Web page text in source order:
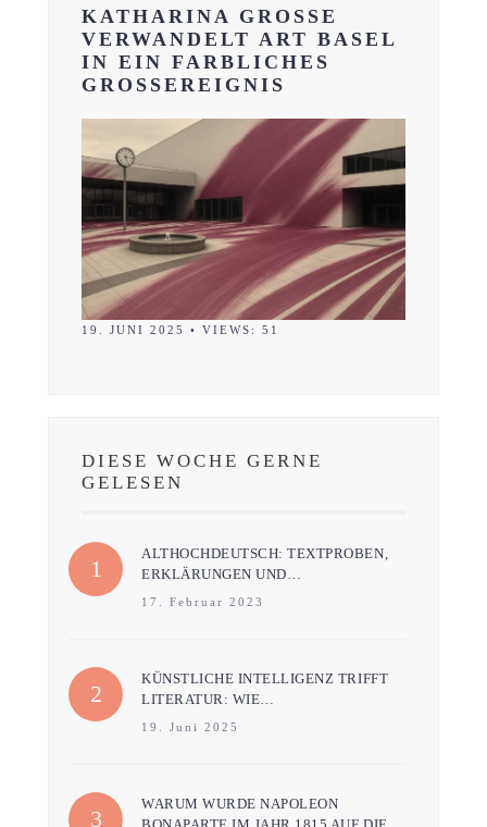
KATHARINA GROSSE
VERWANDELT ART BASEL
IN EIN FARBLICHES
GROSSEREIGNIS
19. JUNI 2025 • VIEWS: 51
DIESE WOCHE GERNE
GELESEN
ALTHOCHDEUTSCH: TEXTPROBEN,
ERKLÄRUNGEN UND…
17. Februar 2023
KÜNSTLICHE INTELLIGENZ TRIFFT
LITERATUR: WIE…
19. Juni 2025
WARUM WURDE NAPOLEON